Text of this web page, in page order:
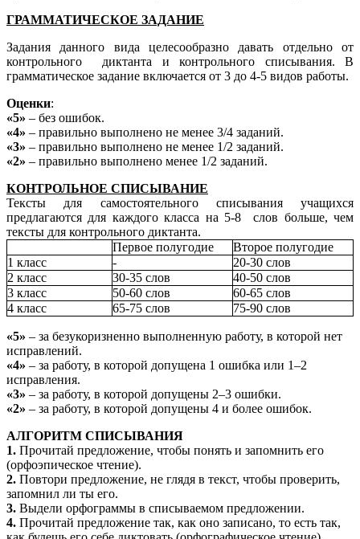
ГРАММАТИЧЕСКОЕ ЗАДАНИЕ
Задания данного вида целесообразно давать отдельно от
контрольного диктанта и контрольного списывания. В
грамматическое задание включается от 3 до 4-5 видов работы.
Оценки:
«5» – без ошибок.
«4» – правильно выполнено не менее 3/4 заданий.
«3» – правильно выполнено не менее 1/2 заданий.
«2» – правильно выполнено менее 1/2 заданий.
КОНТРОЛЬНОЕ СПИСЫВАНИЕ
Тексты для самостоятельного списывания учащихся
предлагаются для каждого класса на 5-8 слов больше, чем
тексты для контрольного диктанта.
Первое полугодие
Второе полугодие
1 класс
-
20-30 слов
2 класс
30-35 слов
40-50 слов
3 класс
50-60 слов
60-65 слов
4 класс
65-75 слов 75-90 слов
«5» – за безукоризненно выполненную работу, в которой нет
исправлений.
«4» – за работу, в которой допущена 1 ошибка или 1–2
исправления.
«3» – за работу, в которой допущены 2–3 ошибки.
«2» – за работу, в которой допущены 4 и более ошибок.
АЛГОРИТМ СПИСЫВАНИЯ
1. Прочитай предложение, чтобы понять и запомнить его
(орфоэпическое чтение).
2. Повтори предложение, не глядя в текст, чтобы проверить,
запомнил ли ты его.
3. Выдели орфограммы в списываемом предложении.
4. Прочитай предложение так, как оно записано, то есть так,